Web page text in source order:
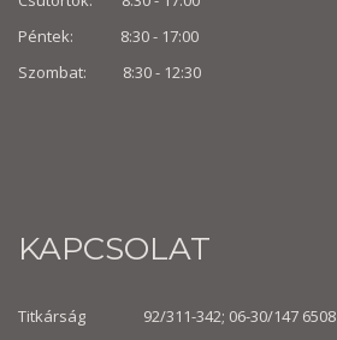
Péntek: 8:30 - 17:00
Szombat: 8:30 - 12:30
KAPCSOLAT
Titkárság 92/311-342; 06-30/147 6508